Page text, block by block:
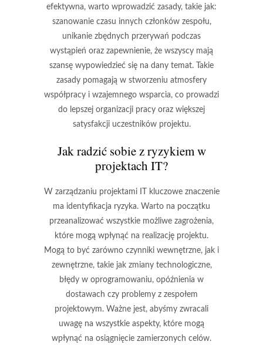
efektywna, warto wprowadzić zasady, takie jak:
szanowanie czasu innych członków zespołu,
unikanie zbędnych przerywań podczas
wystąpień oraz zapewnienie, że wszyscy mają
szansę wypowiedzieć się na dany temat. Takie
zasady pomagają w stworzeniu atmosfery
współpracy i wzajemnego wsparcia, co prowadzi
do lepszej organizacji pracy oraz większej
satysfakcji uczestników projektu.
Jak radzić sobie z ryzykiem w
projektach IT?
W zarządzaniu projektami IT kluczowe znaczenie
ma identyfikacja ryzyka. Warto na początku
przeanalizować wszystkie możliwe zagrożenia,
które mogą wpłynąć na realizację projektu.
Mogą to być zarówno czynniki wewnętrzne, jak i
zewnętrzne, takie jak zmiany technologiczne,
błędy w oprogramowaniu, opóźnienia w
dostawach czy problemy z zespołem
projektowym. Ważne jest, abyśmy zwracali
uwagę na wszystkie aspekty, które mogą
wpłynąć na osiągnięcie zamierzonych celów.